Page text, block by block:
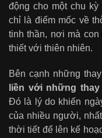
động cho một chu kỳ
chỉ là điểm mốc về
tinh thần, nơi mà
thiết với thiên nhiên.
Bên cạnh những
liền với những
Đó là lý do khiến
của nhiều người,
thời tiết để lên kế